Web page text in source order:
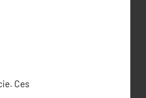
Ces